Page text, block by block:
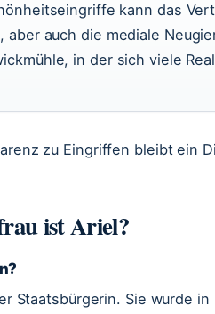
kann das
aber auch die mediale
in der sich viele
zu Eingriffen bleibt ein
ist Ariel?
Staatsbürgerin. Sie wurde